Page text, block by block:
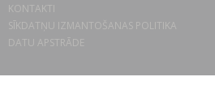
KONTAKTI
SĪKDATŅU IZMANTOŠANAS POLITIKA
DATU APSTRĀDE